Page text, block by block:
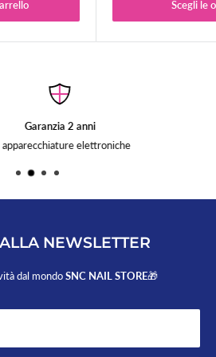
la spedizione è gratuita. Scegli le
Garanzia 2 anni
elettroniche
NEWSLETTER
dal mondoSNC NAIL STORE🎁